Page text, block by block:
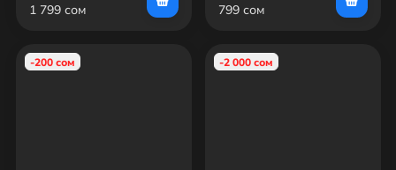
1 799 сом 799 сом
-200 сом -2 000 сом